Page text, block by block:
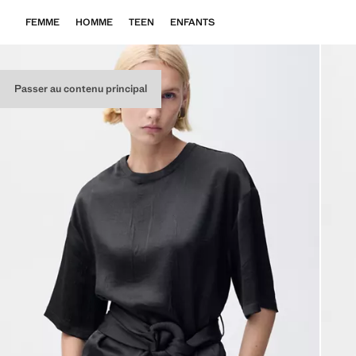
Passer au contenu principal
FEMME HOMME TEEN ENFANTS